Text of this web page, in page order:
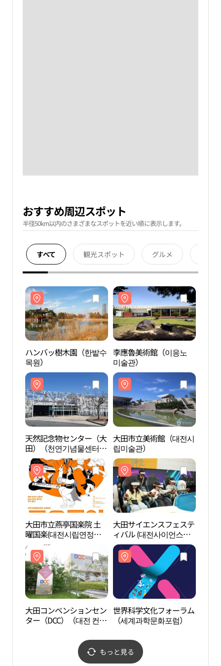
おすすめ周辺スポット
半径50km以内のさまざまなスポットを近い順に表示します。
すべて 観光スポット グルメ
ハンバッ樹木園（한밭수
목원）
李應魯美術館（이응노
미술관）
天然記念物センター（大
田）（천연기념물센터
（대전））
大田市立美術館（대전시
립미술관）
大田市立燕亭国楽院 土
曜国楽(대전시립연정국
악단 토요국악)
大田サイエンスフェステ
ィバル (대전사이언스페
스티벌)
大田コンベンションセン
ター（DCC）（대전 컨벤
世界科学文化フォーラム
（세계과학문화포럼）
もっと見る